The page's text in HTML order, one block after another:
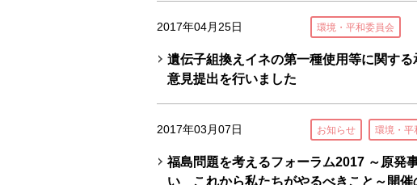
2017年04月25日 環境・平和委員会
遺伝子組換えイネの第一種使用等に関す
意見提出を行いました
2017年03月07日 お知らせ 環境・平
福島問題を考えるフォーラム2017 ～原発
い これから私たちがやるべきこと～開催